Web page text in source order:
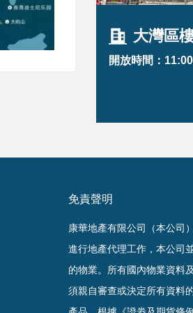
大灣區
開放時間：
免責聲明
康華地產有限公司（本公司
進行地產代理工作，本公司
的物業。 所有國內物業資料
須親自審查或決定所有資料